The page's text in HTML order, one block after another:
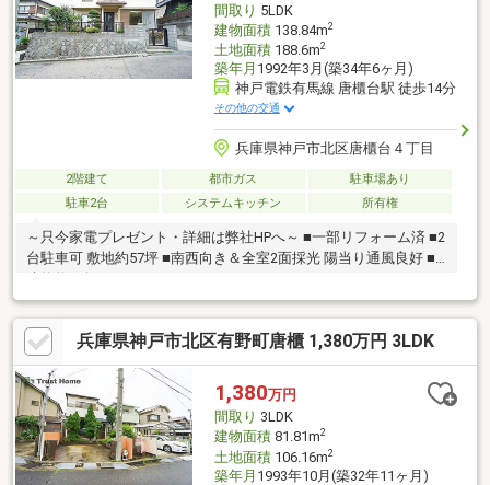
間取り 5LDK
建物面積138.84m2
土地面積188.6m2
築年月 1992年3月(築34年6ヶ月)
神戸電鉄有馬線 唐櫃台駅 徒歩14分
その他の交通
兵庫県神戸市北区唐櫃台４丁目
2階建て 都市ガス
駐車場あり
駐車2台
システムキッチン 所有権
～只今家電プレゼント・詳細は弊社HPへ～ ■一部リフォーム済 ■2
台駐車可 敷地約57坪 ■南西向き＆全室2面採光 陽当り通風良好 ■
兵庫県神戸市北区有野町唐櫃 1,380万円 3LDK
1,380万円
間取り 3LDK
建物面積81.81m2
土地面積106.16m2
築年月 1993年10月(築32年11ヶ月)